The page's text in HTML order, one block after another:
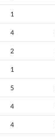
1
4
2
1
5
4
4